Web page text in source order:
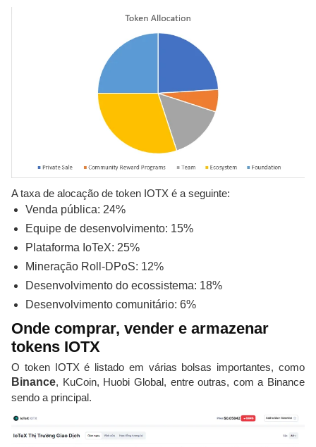
A taxa de alocação de token IOTX é a seguinte:
Venda pública: 24%
Equipe de desenvolvimento: 15%
Plataforma IoTeX: 25%
Mineração Roll-DPoS: 12%
Desenvolvimento do ecossistema: 18%
Desenvolvimento comunitário: 6%
Onde comprar, vender e armazenar
tokens IOTX
O token IOTX é listado em várias bolsas importantes, como
Binance, KuCoin, Huobi Global, entre outras, com a Binance
sendo a principal.